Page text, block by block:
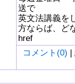
送で
英文法講義を
方ならば、ど
href
コメント(0) |